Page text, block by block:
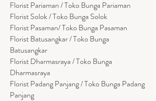
Florist Pariaman / Toko Bunga Pariaman
Florist Solok / Toko Bunga Solok
Florist Pasaman/ Toko Bunga Pasaman
Florist Batusangkar / Toko Bunga
Batusangkar
Florist Dharmasraya / Toko Bunga
Dharmasraya
Florist Padang Panjang / Toko Bunga Padang
Panjang